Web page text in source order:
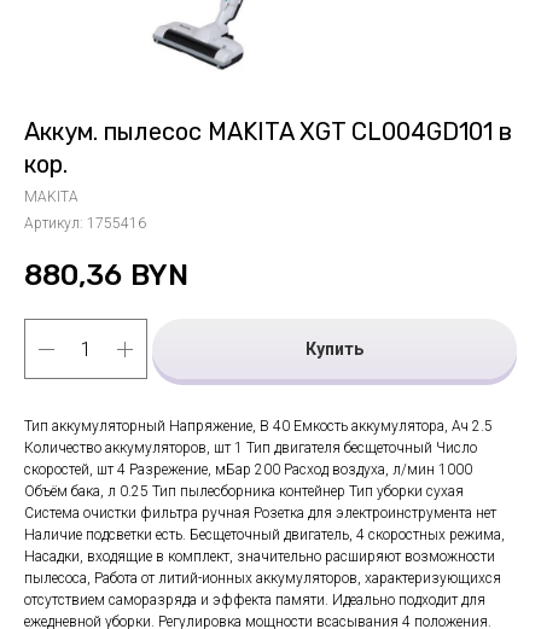
Аккум. пылесос MAKITA XGT CL004GD101 в
кор.
MAKITA
Артикул: 1755416
880,36 BYN
Купить
Тип аккумуляторный Напряжение, В 40 Емкость аккумулятора, Ач 2.5
Количество аккумуляторов, шт 1 Тип двигателя бесщеточный Число
скоростей, шт 4 Разрежение, мБар 200 Расход воздуха, л/мин 1000
Объём бака, л 0.25 Тип пылесборника контейнер Тип уборки сухая
Система очистки фильтра ручная Розетка для электроинструмента нет
Наличие подсветки есть. Бесщеточный двигатель, 4 скоростных режима,
Насадки, входящие в комплект, значительно расширяют возможности
пылесоса, Работа от литий-ионных аккумуляторов, характеризующихся
отсутствием саморазряда и эффекта памяти. Идеально подходит для
ежедневной уборки. Регулировка мощности всасывания 4 положения.